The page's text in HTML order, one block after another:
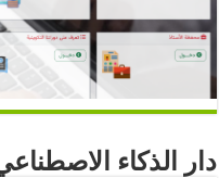
دار الذكاء